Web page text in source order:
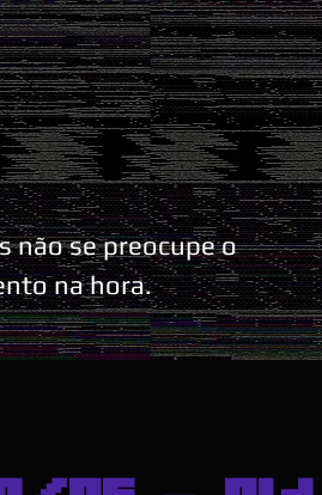
não se preocupe o
na hora.